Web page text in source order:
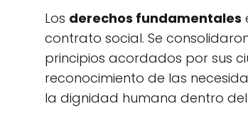
Los derechos fundamentales
contrato social. Se
principios acordados por sus
reconocimiento de las
la dignidad humana dentro